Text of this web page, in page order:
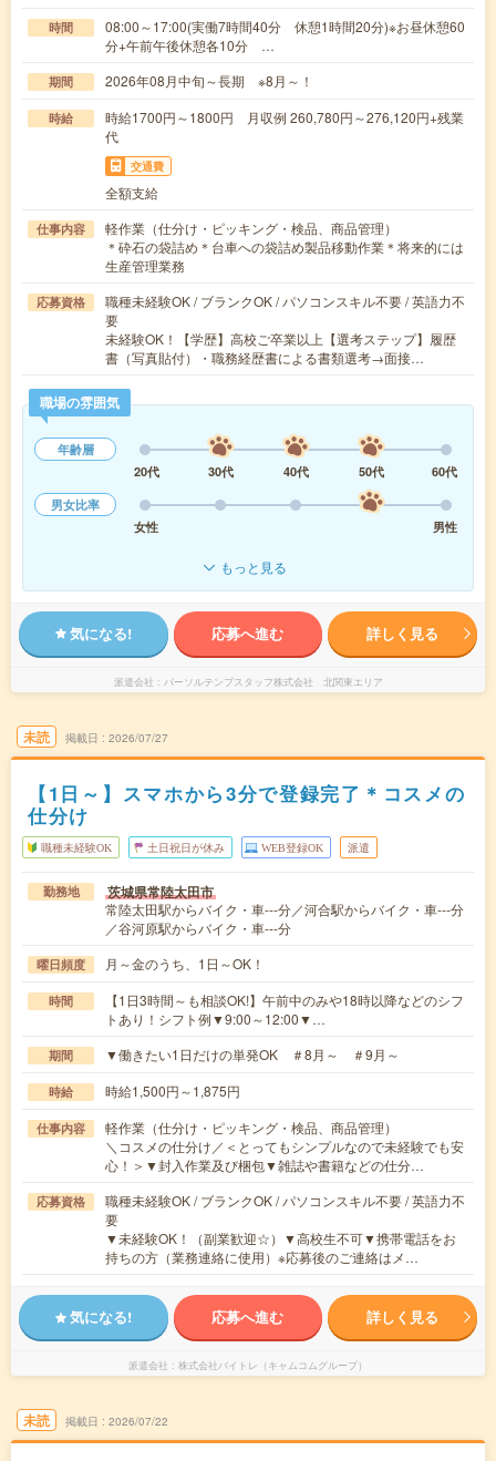
時間
08:00～17:00(実働7時間40分 休憩1時間20分)※お昼休憩60
分+午前午後休憩各10分 …
期間 2026年08月中旬～長期 ※8月～！
時給
時給1700円～1800円 月収例 260,780円～276,120円+残業
代
交通費
全額支給
仕事内容
軽作業（仕分け・ピッキング・検品、商品管理）
＊砕石の袋詰め＊台車への袋詰め製品移動作業＊将来的には
生産管理業務
応募資格
職種未経験OK / ブランクOK / パソコンスキル不要 / 英語力不
要
未経験OK！【学歴】高校ご卒業以上【選考ステップ】履歴
書（写真貼付）・職務経歴書による書類選考→面接…
職場の雰囲気
年齢層
20代
30代 40代 50代
60代
男女比率
女性
男性
もっと見る
気になる! 応募へ進む 詳しく見る
派遣会社 パーソルテンプスタッフ株式会社 北関東エリア
未読 掲載日 2026/07/27
【1日～】スマホから3分で登録完了＊コスメの
仕分け
職種未経験OK 土日祝日が休み WEB登録OK 派遣
勤務地 茨城県常陸太田市
常陸太田駅からバイク・車---分／河合駅からバイク・車---分
／谷河原駅からバイク・車---分
曜日頻度 月～金のうち、1日～OK！
時間
【1日3時間～も相談OK!】午前中のみや18時以降などのシフ
トあり！シフト例▼9:00～12:00▼…
期間 ▼働きたい1日だけの単発OK ＃8月～ ＃9月～
時給 時給1,500円～1,875円
仕事内容
軽作業（仕分け・ピッキング・検品、商品管理）
＼コスメの仕分け／＜とってもシンプルなので未経験でも安
心！＞▼封入作業及び梱包▼雑誌や書籍などの仕分…
応募資格
職種未経験OK / ブランクOK / パソコンスキル不要 / 英語力不
要
▼未経験OK！（副業歓迎☆）▼高校生不可▼携帯電話をお
持ちの方（業務連絡に使用）※応募後のご連絡はメ…
気になる! 応募へ進む 詳しく見る
派遣会社 株式会社バイトレ（キャムコムグループ）
未読 掲載日 2026/07/22